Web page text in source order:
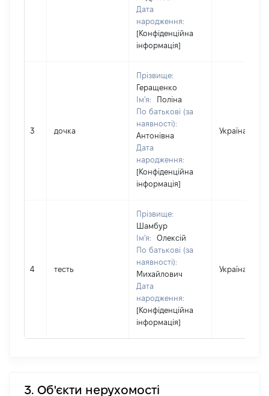
Дата
народження:
[Конфіденційна
інформація]
3 дочка
Прізвище:
Геращенко
Ім'я:
Поліна
По батькові (за
наявності):
Антонівна
Дата
народження:
[Конфіденційна
інформація]
Україна
4 тесть
Прізвище:
Шамбур
Ім'я:
Олексій
По батькові (за
наявності):
Михайлович
Дата
народження:
[Конфіденційна
інформація]
Україна
3. Об'єкти нерухомості